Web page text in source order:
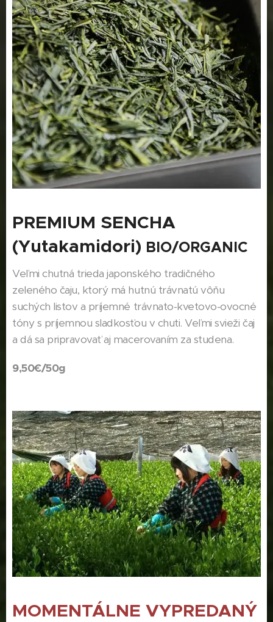
PREMIUM SENCHA
(Yutakamidori) BIO/ORGANIC
Veľmi chutná trieda japonského tradičného
zeleného čaju, ktorý má hutnú trávnatú vôňu
suchých listov a príjemné trávnato-kvetovo-ovocné
tóny s príjemnou sladkosťou v chuti. Veľmi svieži čaj
a dá sa pripravovať aj macerovaním za studena.
9,50€/50g
MOMENTÁLNE VYPREDANÝ